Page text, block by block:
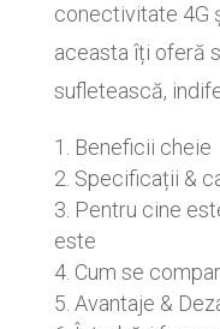
conectivitate 4G
aceasta îți oferă
sufletească,
Beneficii cheie
Specificații &
Pentru cine
este
Cum se
Avantaje &